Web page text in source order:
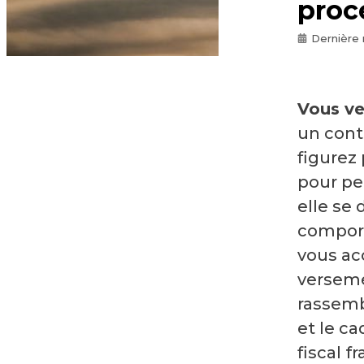
Dernière
Vous
un
figurez
pour
elle se
vous
et le
fiscal